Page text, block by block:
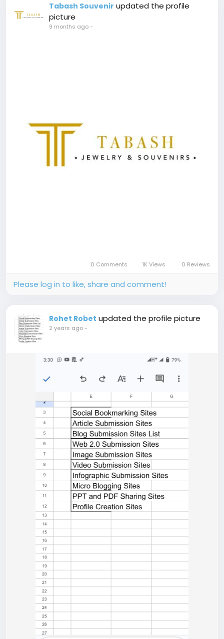
Tabash Souvenir updated the profile
picture
9 months ago-
0 Comments 1K Views 0 Reviews
Please log in to like, share and comment!
Rohet Robet updated the profile picture
2 years ago-